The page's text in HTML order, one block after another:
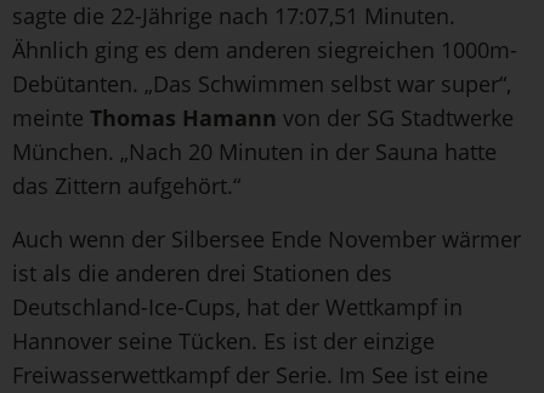
sagte die 22-Jährige nach 17:07,51 Minuten.
Ähnlich ging es dem anderen siegreichen 1000m-
Debütanten. „Das Schwimmen selbst war super“,
meinte Thomas Hamann von der SG Stadtwerke
München. „Nach 20 Minuten in der Sauna hatte
das Zittern aufgehört.“
Auch wenn der Silbersee Ende November wärmer
ist als die anderen drei Stationen des
Deutschland-Ice-Cups, hat der Wettkampf in
Hannover seine Tücken. Es ist der einzige
Freiwasserwettkampf der Serie. Im See ist eine